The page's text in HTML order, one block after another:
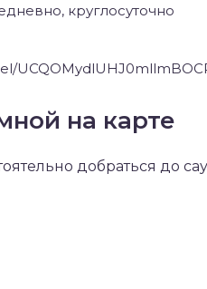
круглосуточно
на карте
добраться до